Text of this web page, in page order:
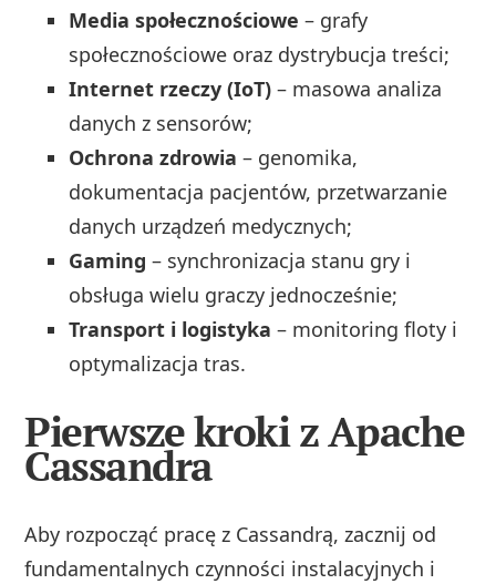
Media społecznościowe – grafy
społecznościowe oraz dystrybucja treści;
Internet rzeczy (IoT) – masowa analiza
danych z sensorów;
Ochrona zdrowia – genomika,
dokumentacja pacjentów, przetwarzanie
danych urządzeń medycznych;
Gaming – synchronizacja stanu gry i
obsługa wielu graczy jednocześnie;
Transport i logistyka – monitoring floty i
optymalizacja tras.
Pierwsze kroki z Apache
Cassandra
Aby rozpocząć pracę z Cassandrą, zacznij od
fundamentalnych czynności instalacyjnych i